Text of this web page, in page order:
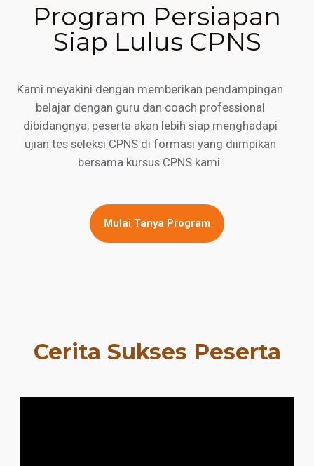
Program Persiapan
Siap Lulus CPNS
Kami meyakini dengan memberikan pendampingan
belajar dengan guru dan coach professional
dibidangnya, peserta akan lebih siap menghadapi
ujian tes seleksi CPNS di formasi yang diimpikan
bersama kursus CPNS kami.
Mulai Tanya Program
Cerita Sukses Peserta